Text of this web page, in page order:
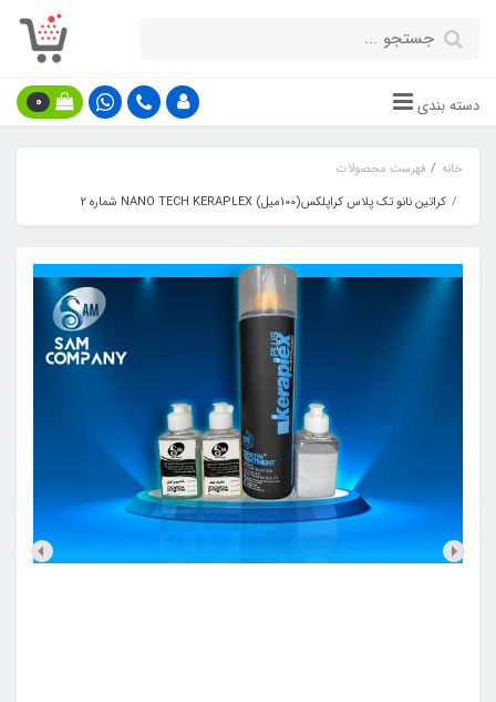
دسته بندی 0
خانه
فهرست محصولات
کراتین نانو تک پلاس کراپلکس(100میل) NANO TECH KERAPLEX شماره 2